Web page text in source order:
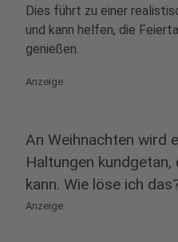
Dies führt zu einer
und kann helfen, die
genießen.
Anzeige
An Weihnachten wird
Haltungen
kann. Wie löse ich
Anzeige